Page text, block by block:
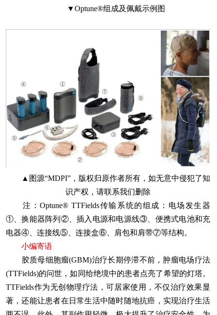
▼Optune®组成及佩戴示例图
▲图源“MDPI”，版权归原作者所有，如无意中侵犯了知
识产权，请联系我们删除
注：Optune® TTFields传输系统的组成：电场发生器
①、换能器阵列②、插入电源和电源线③、便携式电池和充
电器④、连接线⑤、连接盒⑥、肩包和肩带⑦等结构。
小编寄语
胶质母细胞瘤(GBM)治疗长期停滞不前，肿瘤电场疗法
(TTFields)的问世，如同给绝境中的患者点亮了希望的灯塔。
TTFields作为无创物理疗法，可居家使用，不仅治疗效果显
著，还能让患者在日常生活中随时随地抗癌，实现治疗生活